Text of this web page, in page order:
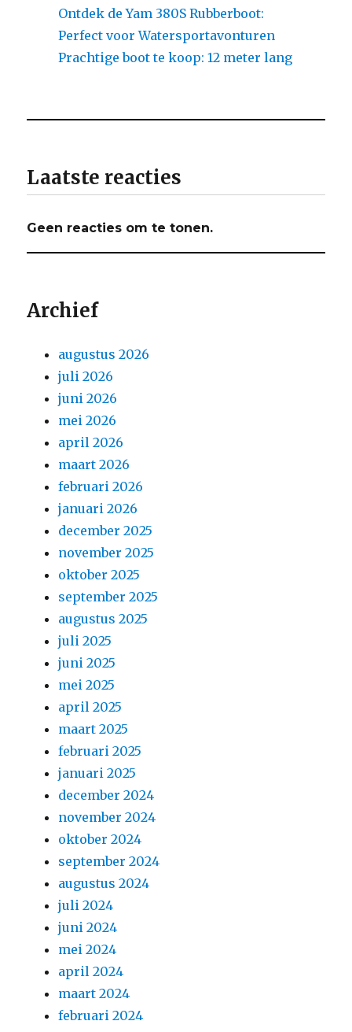
Ontdek de Yam 380S Rubberboot:
Perfect voor Watersportavonturen
Prachtige boot te koop: 12 meter lang
Laatste reacties
Geen reacties om te tonen.
Archief
augustus 2026
juli 2026
juni 2026
mei 2026
april 2026
maart 2026
februari 2026
januari 2026
december 2025
november 2025
oktober 2025
september 2025
augustus 2025
juli 2025
juni 2025
mei 2025
april 2025
maart 2025
februari 2025
januari 2025
december 2024
november 2024
oktober 2024
september 2024
augustus 2024
juli 2024
juni 2024
mei 2024
april 2024
maart 2024
februari 2024